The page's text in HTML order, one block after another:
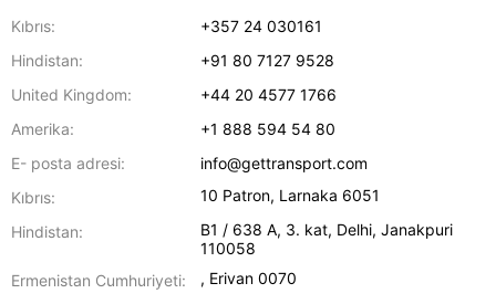
Kıbrıs:
+357 24 030161
Hindistan:
+91 80 7127 9528
United Kingdom:
+44 20 4577 1766
Amerika:
+1 888 594 54 80
E- posta adresi:
info@gettransport.com
Kıbrıs:
10 Patron, Larnaka 6051
Hindistan:
B1 / 638 A, 3. kat, Delhi,Janakpuri
110058
Ermenistan Cumhuriyeti:
, Erivan 0070